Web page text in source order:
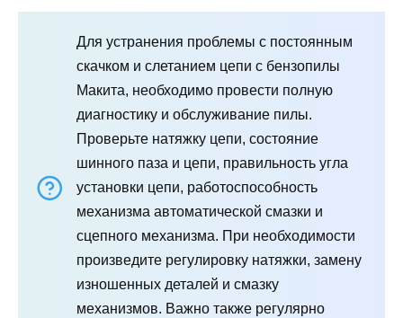
Для устранения проблемы с постоянным
скачком и слетанием цепи с бензопилы
Макита, необходимо провести полную
диагностику и обслуживание пилы.
Проверьте натяжку цепи, состояние
шинного паза и цепи, правильность угла
установки цепи, работоспособность
механизма автоматической смазки и
сцепного механизма. При необходимости
произведите регулировку натяжки, замену
изношенных деталей и смазку
механизмов. Важно также регулярно